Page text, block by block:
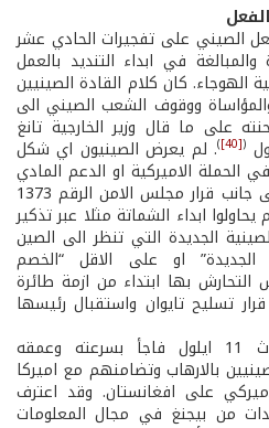
الصيني على تفجيرات الحادي عشر
في ابداء التنديد بالعمل
الهوجاء. كان كلام القادة الصينيين
ووقوف الشعب الصيني الى
على ما قال وزير الخارجية تانغ
(
[40]
). لم يعرض الصينيون اي شكل
الحملة الاميركية او الدعم المادي
لهذه الاخيرة ولكنهم صوتوا الى جانب قرار مجلس الامن الرقم 1373
ابداء الشماتة مثلا عبر تذكير
الجديدة التي تنظر الى الصين
الجديدة” او على الاقل “الخصم
التحارش بها ابتداء من ازمة طائرة
تسليح تايوان واستقبال رئيسها
رد الفعل الصيني على احداث 11 ايلول فاجأ بسرعته وعمقه
بالارهاب وتضامنهم مع اميركا
على افغانستان. وقد اعترف
من بيجنغ في مجال المعلومات